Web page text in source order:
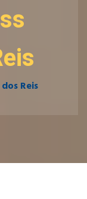
Reis